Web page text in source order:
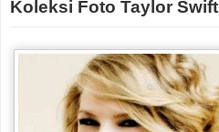
Koleksi Foto Taylor Swift